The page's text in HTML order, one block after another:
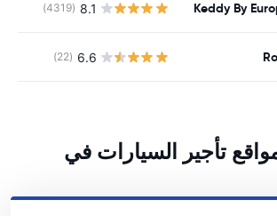
Keddy By
8.1
(4319)
6.6
(22)
تأجير السيارات في
السيارات الرئيسية لدينا في ليرويك